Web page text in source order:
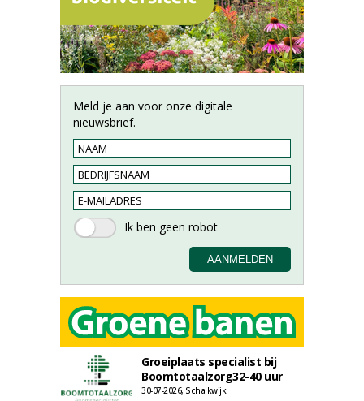
Meld je aan voor onze digitale
nieuwsbrief.
Groeiplaats specialist bij
Boomtotaalzorg32-40 uur
30-07-2026, Schalkwijk